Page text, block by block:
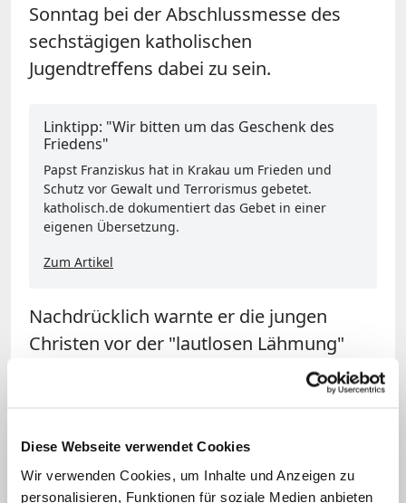
Diese Webseite verwendet Cookies
Wir verwenden Cookies, um Inhalte und Anzeigen zu
personalisieren, Funktionen für soziale Medien anbieten
Sonntag bei der Abschlussmesse des
sechstägigen katholischen
Jugendtreffens dabei zu sein.
Linktipp: "Wir bitten um das Geschenk des
Friedens"
Papst Franziskus hat in Krakau um Frieden und
Schutz vor Gewalt und Terrorismus gebetet.
katholisch.de dokumentiert das Gebet in einer
eigenen Übersetzung.
Zum Artikel
Nachdrücklich warnte er die jungen
Christen vor der "lautlosen Lähmung"
Bequemlichkeit verglich er mit Drogen:
unseres höchsten Gutes: der Freiheit."
Christus sei kein Gott des Komforts. Die